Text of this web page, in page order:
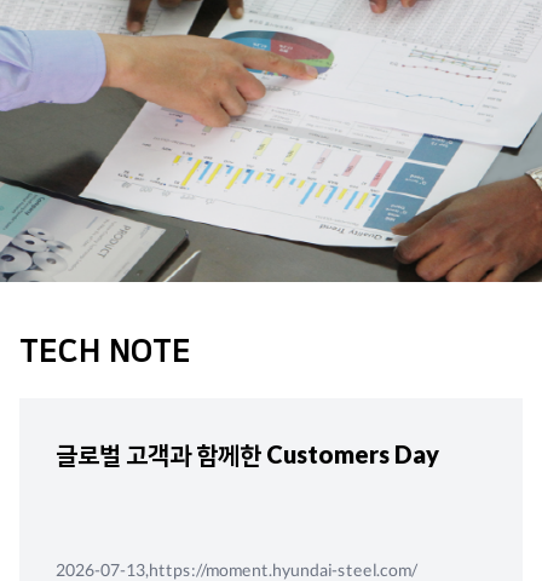
TECH NOTE
글로벌 고객과 함께한 Customers Day
2026-07-13,https://moment.hyundai-steel.com/